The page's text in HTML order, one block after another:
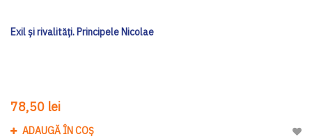
Exil și rivalități. Principele Nicolae
78,50 lei
ADAUGĂ ÎN COȘ